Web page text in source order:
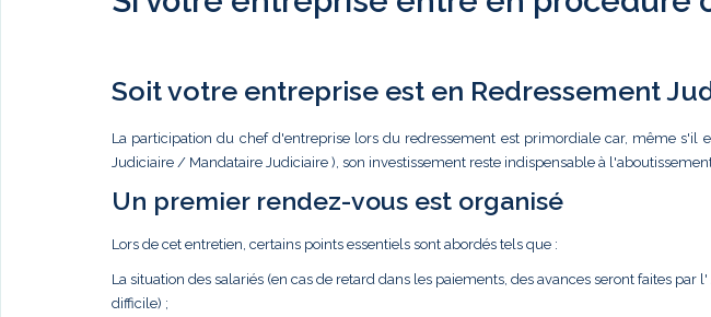
Soit votre entreprise est en Redressement
La participation du chef d'entreprise lors du redressement est primordiale car, même s'il
Judiciaire / Mandataire Judiciaire ), son investissement reste indispensable à
Un premier rendez-vous est organisé
Lors de cet entretien, certains points essentiels sont abordés tels que :
La situation des salariés (en cas de retard dans les paiements, des avances seront faites
difficile) ;